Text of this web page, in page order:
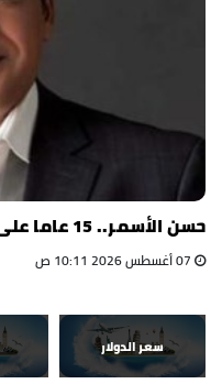
حسن الأسمر.. 15 عاما على رحيل ملك الغناء الشعبي
سعر الدولار